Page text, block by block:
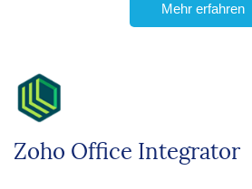
Mehr erfahren
Zoho Office Integrator